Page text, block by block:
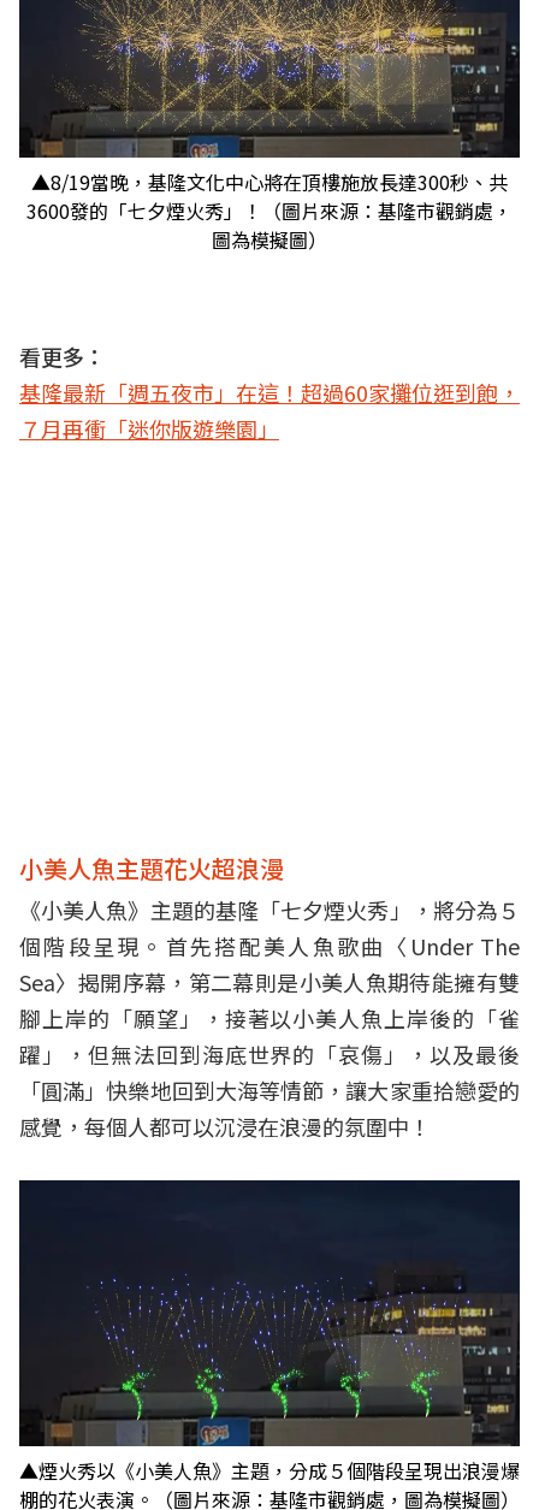
▲8/19當晚，基隆文化中心將在頂樓施放長達300秒、共
3600發的「七夕煙火秀」！（圖片來源：基隆市觀銷處，
圖為模擬圖）
看更多：
基隆最新「週五夜市」在這！超過60家攤位逛到飽，
７月再衝「迷你版遊樂園」
小美人魚主題花火超浪漫
《小美人魚》主題的基隆「七夕煙火秀」，將分為５
個階段呈現。首先搭配美人魚歌曲〈Under The
Sea〉揭開序幕，第二幕則是小美人魚期待能擁有雙
腳上岸的「願望」，接著以小美人魚上岸後的「雀
躍」，但無法回到海底世界的「哀傷」，以及最後
「圓滿」快樂地回到大海等情節，讓大家重拾戀愛的
感覺，每個人都可以沉浸在浪漫的氛圍中！
▲煙火秀以《小美人魚》主題，分成５個階段呈現出浪漫爆
棚的花火表演。（圖片來源：基隆市觀銷處，圖為模擬圖）